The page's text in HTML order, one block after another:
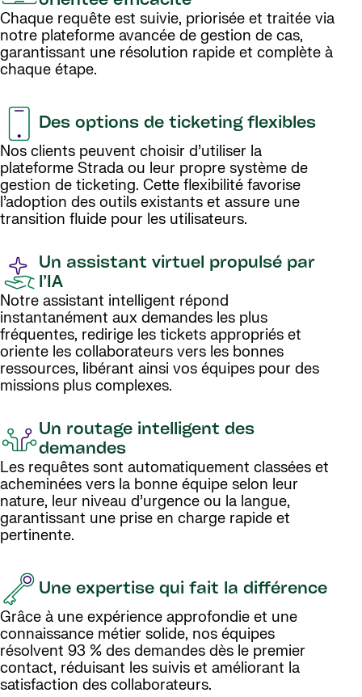
Chaque requête est suivie, priorisée et traitée via
notre plateforme avancée de gestion de cas,
garantissant une résolution rapide et complète à
chaque étape.
Des options de ticketing flexibles
Nos clients peuvent choisir d’utiliser la
plateforme Strada ou leur propre système de
gestion de ticketing. Cette flexibilité favorise
l’adoption des outils existants et assure une
transition fluide pour les utilisateurs.
Un assistant virtuel propulsé par
l’IA
Notre assistant intelligent répond
instantanément aux demandes les plus
fréquentes, redirige les tickets appropriés et
oriente les collaborateurs vers les bonnes
ressources, libérant ainsi vos équipes pour des
missions plus complexes.
Un routage intelligent des
demandes
Les requêtes sont automatiquement classées et
acheminées vers la bonne équipe selon leur
nature, leur niveau d’urgence ou la langue,
garantissant une prise en charge rapide et
pertinente.
Une expertise qui fait la différence
Grâce à une expérience approfondie et une
connaissance métier solide, nos équipes
résolvent 93 % des demandes dès le premier
contact, réduisant les suivis et améliorant la
satisfaction des collaborateurs.